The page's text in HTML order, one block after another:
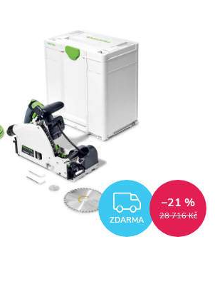
ZDARMA 28 716 Kč
–21 %